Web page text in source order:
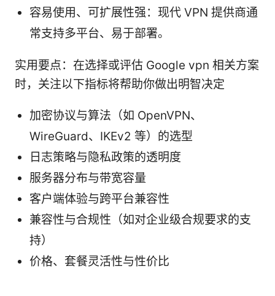
容易使用、可扩展性强：现代 VPN 提供商通
常支持多平台、易于部署。
实用要点：在选择或评估 Google vpn 相关方案
时，关注以下指标将帮助你做出明智决定
加密协议与算法（如 OpenVPN、
WireGuard、IKEv2 等）的选型
日志策略与隐私政策的透明度
服务器分布与带宽容量
客户端体验与跨平台兼容性
兼容性与合规性（如对企业级合规要求的支
持）
价格、套餐灵活性与性价比